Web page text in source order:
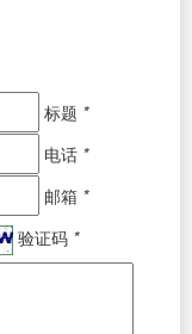
标题 *
电话 *
邮箱 *
验证码 *